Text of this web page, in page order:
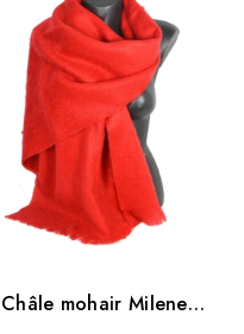
Châle mohair Milene